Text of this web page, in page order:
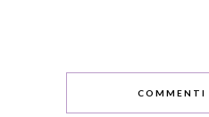
COMMENTI